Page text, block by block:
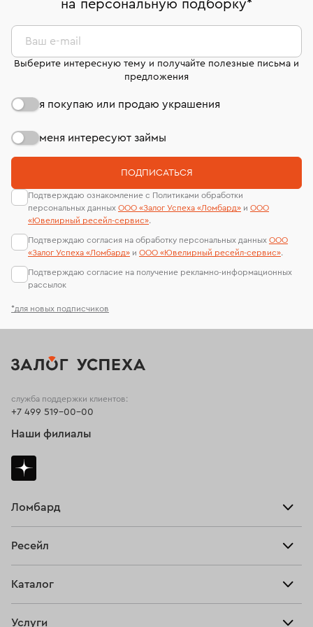
дней на возврат. Детальные условия возврата
комиссионных украшений и часов смотрите на
странице«Возврат украшений»
сертификаты МГУ и других геммологических
лабораторий
на персональную подборку*
*для новых подписчиков
Ваш e-mail
Выберите интересную тему и получайте полезные письма и
предложения
я покупаю или продаю украшения
меня интересуют займы
ПОДПИСАТЬСЯ
Подтверждаю ознакомление с Политиками обработки
персональных данных ООО «Залог Успеха «Ломбард» и ООО
«Ювелирный ресейл-сервиc».
Подтверждаю согласия на обработку персональных данных ООО
«Залог Успеха «Ломбард» и ООО «Ювелирный ресейл-сервиc».
Подтверждаю согласие на получение рекламно-информационных
рассылок
Ломбард
Тарифы
Ресейл
Каталог
Услуги
служба поддержки клиентов:
+7 499 519-00-00
Наши филиалы